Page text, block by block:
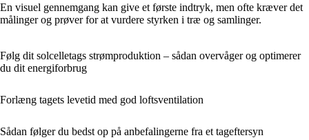
En visuel gennemgang kan give et første indtryk, men ofte kræver det
målinger og prøver for at vurdere styrken i træ og samlinger.
Følg dit solcelletags strømproduktion – sådan overvåger og optimerer
du dit energiforbrug
Forlæng tagets levetid med god loftsventilation
Sådan følger du bedst op på anbefalingerne fra et tageftersyn